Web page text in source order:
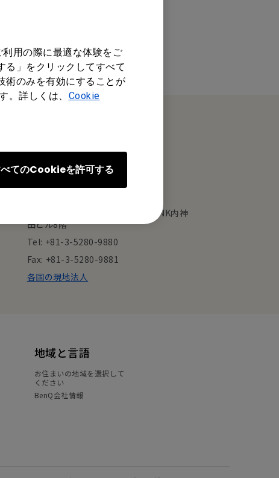
用の際に最適な体験をご
る」をクリックしてすべて
術のみを有効にすることが
。詳しくは、 Cookie
てのCookieを許可する
オフィス所在地
東京都千代田区内神田1丁目14-5 NK内神
田ビル8階
Tel: +81-3-5280-9880
Fax: +81-3-5280-9881
各国の現地法人
地域と言語
お住まいの地域を選択して
ください
BenQ会社情報